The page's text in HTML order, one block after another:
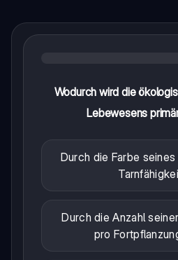
Wodurch wird die
Lebewesens
Durch die Farbe
Durch die Anzahl
pro